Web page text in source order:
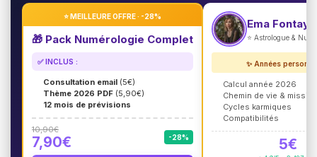
⭐ MEILLEURE OFFRE · -28%
🎁 Pack Numérologie Complet
✅ INCLUS :
Consultation email (5€)
Thème 2026 PDF (5,90€)
12 mois de prévisions
10,90€
7,90€ -28%
Ema
⭐ Astrologue &
✨ Années
Calcul année 2026
Chemin de vie &
Cycles karmiques
Compatibilités
5€